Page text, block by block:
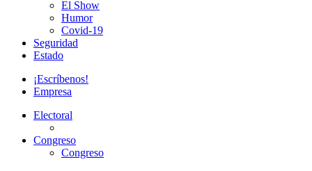
El Show
Humor
Covid-19
Seguridad
Estado
¡Escríbenos!
Empresa
Electoral
Congreso
Congreso